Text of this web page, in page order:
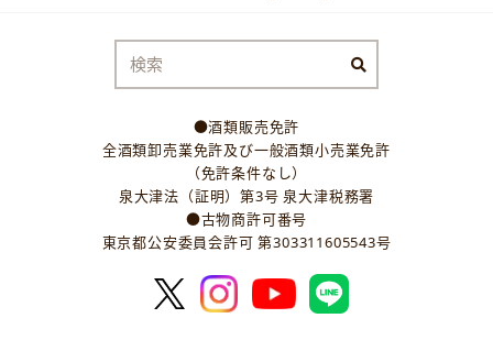
●酒類販売免許
全酒類卸売業免許及び一般酒類小売業免許
（免許条件なし）
泉大津法（証明）第3号 泉大津税務署
●古物商許可番号
東京都公安委員会許可 第303311605543号